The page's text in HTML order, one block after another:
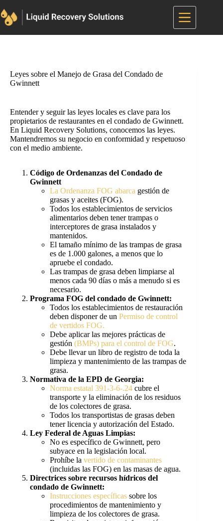
al
contenido
Leyes sobre el Manejo de Grasa del Condado de
Gwinnett
Entender y seguir las leyes locales es clave para los
propietarios de restaurantes en el condado de Gwinnett.
En Liquid Recovery Solutions, conocemos las leyes.
Mantendremos su negocio en conformidad y respetuoso
con el medio ambiente.
Código de Ordenanzas del Condado de
Gwinnett
La Ordenanza FOG abarca gestión de
grasas y aceites (FOG).
Todos los establecimientos de servicios
alimentarios deben tener trampas o
interceptores de grasa instalados y
mantenidos.
El tamaño mínimo de las trampas de grasa
es de 1.000 galones, a menos que lo
apruebe el condado.
Las trampas de grasa deben limpiarse al
menos cada 90 días o más a menudo si es
necesario.
Programa FOG del condado de Gwinnett:
Todos los establecimientos de restauración
deben disponer de un Permiso de control
de vertidos FOG.
Debe aplicar las mejores prácticas de
gestión (BMPs) para el control de FOG.
Debe llevar un libro de registro de toda la
limpieza y mantenimiento de las trampas de
grasa.
Normativa de la EPD de Georgia:
Norma estatal 391-3-6-.24 cubre el
transporte y la eliminación de los residuos
de los colectores de grasa.
Todos los transportistas de grasas deben
tener licencia y autorización del Estado.
Ley Federal de Aguas Limpias:
No es específico de Gwinnett, pero
subyace en la legislación local.
Prohíbe la vertido de contaminantes
(incluidas las FOG) en las masas de agua.
Directrices sobre recursos hídricos del
condado de Gwinnett:
Instrucciones específicas sobre los
procedimientos de mantenimiento y
limpieza de los colectores de grasa.